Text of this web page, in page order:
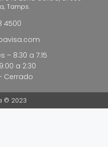
Tamps.
4500
– 8:30 a 7:15
a 2:30
Cerrado
© 2023